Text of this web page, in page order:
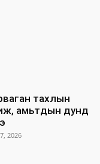
тахлын
амьтдын дунд
2026